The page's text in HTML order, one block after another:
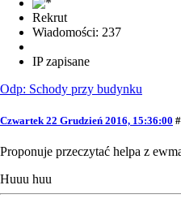
Rekrut
Wiadomości: 237
IP zapisane
Odp: Schody przy budynku
Czwartek 22 Grudzień 2016, 15:36:00
Proponuje przeczytać helpa z
Huuu huu